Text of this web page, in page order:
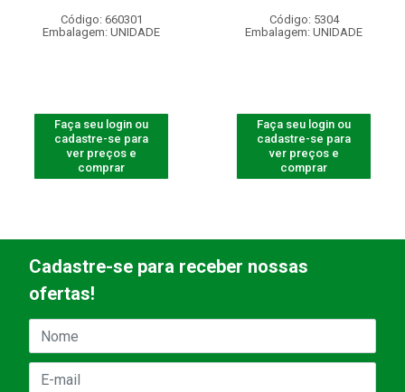
Código: 660301
Embalagem: UNIDADE
Faça seu login ou
cadastre-se para
ver preços e
comprar
Código: 5304
Embalagem: UNIDADE
Faça seu login ou
cadastre-se para
ver preços e
comprar
Cadastre-se para receber nossas
ofertas!